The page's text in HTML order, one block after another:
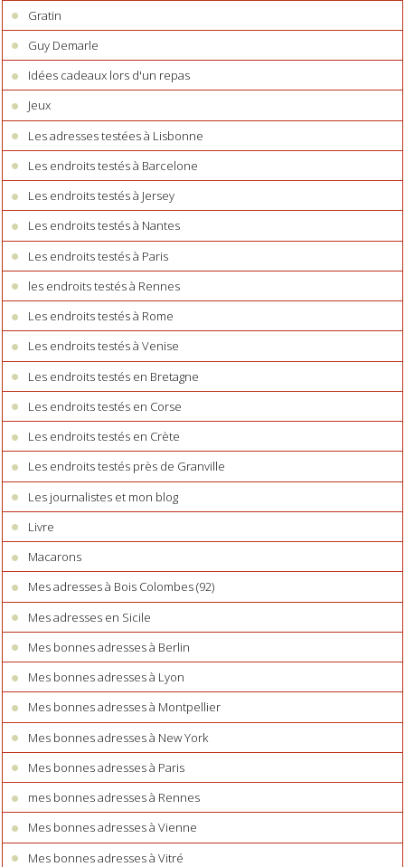
Gratin
Guy Demarle
Idées cadeaux lors d'un repas
Jeux
Les adresses testées à Lisbonne
Les endroits testés à Barcelone
Les endroits testés à Jersey
Les endroits testés à Nantes
Les endroits testés à Paris
les endroits testés à Rennes
Les endroits testés à Rome
Les endroits testés à Venise
Les endroits testés en Bretagne
Les endroits testés en Corse
Les endroits testés en Crète
Les endroits testés près de Granville
Les journalistes et mon blog
Livre
Macarons
Mes adresses à Bois Colombes (92)
Mes adresses en Sicile
Mes bonnes adresses à Berlin
Mes bonnes adresses à Lyon
Mes bonnes adresses à Montpellier
Mes bonnes adresses à New York
Mes bonnes adresses à Paris
mes bonnes adresses à Rennes
Mes bonnes adresses à Vienne
Mes bonnes adresses à Vitré